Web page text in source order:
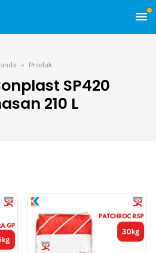
Produk
SP420
210 L